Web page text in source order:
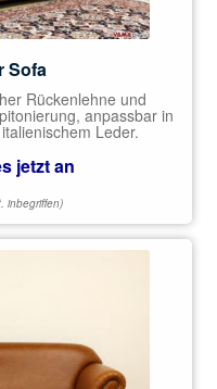
Sofa
Rückenlehne und
anpassbar in
Leder.
jetzt an
inbegriffen)